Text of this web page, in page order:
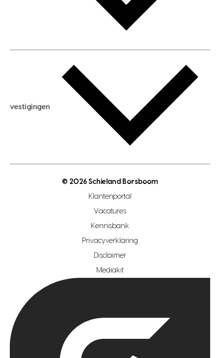
aankoopadvies
verkoopadvies
hypotheekadvies
hypotheek berekenen
maximale hypotheek berekenen
hypotheek bespaarcheck
gratis zoekprofiel aanmaken
open woningwaarde dag
vestigingen
makelaar regio zoetermeer
hypotheekshop regio den haag
hypotheekshop regio rotterdam
© 2026 Schieland Borsboom
Klantenportal
Vacatures
Kennisbank
Privacyverklaring
Disclaimer
Mediakit